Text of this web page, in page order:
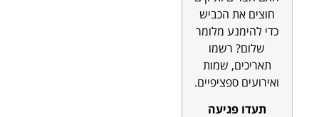
חוצים את הכביש
כדי להימנע מלומר
שלום? רשמו
תאריכים, שמות
ואירועים ספציפיים.
תעדו פגיעה